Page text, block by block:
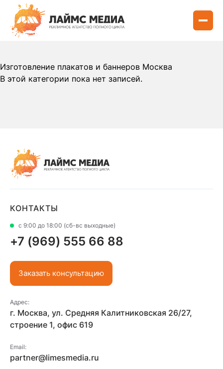
Изготовление плакатов и баннеров Москва
В этой категории пока нет записей.
КОНТАКТЫ
с 9:00 до 18:00 (сб-вс выходные)
+7 (969) 555 66 88
Заказать консультацию
Адрес:
г. Москва, ул. Средняя Калитниковская 26/27,
строение 1, офис 619
Email:
partner@limesmedia.ru